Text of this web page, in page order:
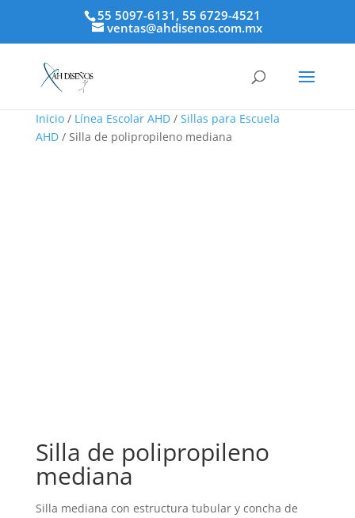
55 5097-6131, 55 6729-4521
ventas@ahdisenos.com.mx
Inicio/ Línea Escolar AHD/ Sillas para Escuela
AHD/ Silla de polipropileno mediana
Silla de polipropileno
mediana
Silla mediana con estructura tubular y concha de